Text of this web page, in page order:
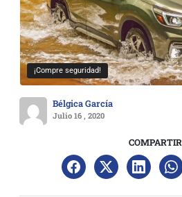
¡Compre seguridad!
Bélgica García
Julio 16 , 2020
COMPARTIR